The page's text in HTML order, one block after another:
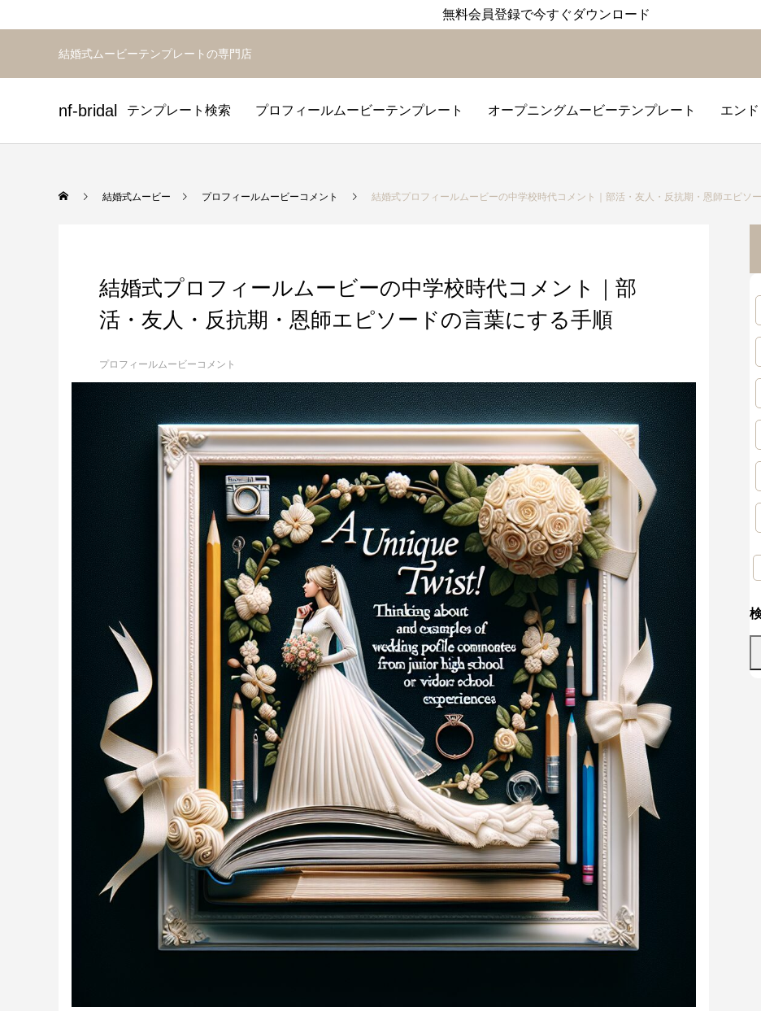
無料会員登録で今すぐダウンロード
結婚式ムービーテンプレートの専門店
nf-bridal テンプレート検索 プロフィールムービーテンプレート オープニングムービーテンプレート エン
Youtube風プロフィールムービーテンプレ
ート – lovetube
ート – weddingram
ビーテンプレート – wisper
結婚式プロフィールムービーの写真枚数｜
3分5分7分別の最適枚数・1枚あたり秒数・
各パート配分・写真不足対策の早見表
【2026】
結婚式プロフィールムービーの著作権完全
ガイド｜BGM市販CDとISUMルール
プロフィールムービーで感謝を伝える
おすすめ25選｜両親・ゲストへ響く選曲
エヴァ風オープニングムービーテンプレー
ト – weddingerion
ンプレート – weddingram
プレート – request
家族婚・少人数挙式向けオープニングムー
ビー完全ガイド｜アットホームな感動演出
結婚式オープニングムービー テンプレート
選び完全ガイド｜OP専用5タイプ・無料/有
料比較・カスタマイズ術【2026】
結婚式オープニングムービーの面白いコ
ント文例集｜クスッと笑える文例と失敗
ないコツ
手描きイラストがかわいいエンドロールム
ービーテンプレート – illust
ルムービーテンプレート – lantern
ンプレート – weddingram
結婚式エンドロールにおすすめの
RADWIMPS人気曲｜選曲とISUM著作権ガ
結婚式エンドロールのおすすめ嵐人気曲｜
著作権と選曲ガイド
結婚式エンドロールの感謝メッセージ文
100選｜ゲスト・両親・上司別の書き方
結婚式ムービー プロフィールムービーコメント 結婚式プロフィールムービーの中学校時代コメント｜部活・友人・反抗期・恩師エピソ
結婚式プロフィールムービーの中学校時代コメント｜部
活・友人・反抗期・恩師エピソードの言葉にする手順
プロフィールムービーコメント